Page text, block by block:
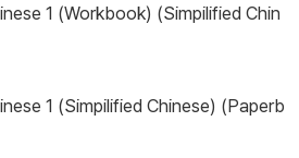
1 (Workbook) (Simpilified Chin
1 (Simpilified Chinese) (Paperb